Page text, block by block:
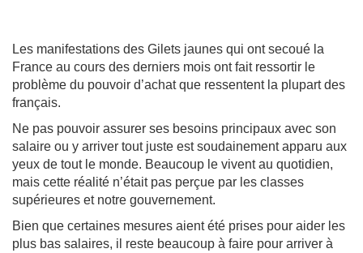
Les manifestations des Gilets jaunes qui ont secoué la
France au cours des derniers mois ont fait ressortir le
problème du pouvoir d’achat que ressentent la plupart des
français.
Ne pas pouvoir assurer ses besoins principaux avec son
salaire ou y arriver tout juste est soudainement apparu aux
yeux de tout le monde. Beaucoup le vivent au quotidien,
mais cette réalité n’était pas perçue par les classes
supérieures et notre gouvernement.
Bien que certaines mesures aient été prises pour aider les
plus bas salaires, il reste beaucoup à faire pour arriver à